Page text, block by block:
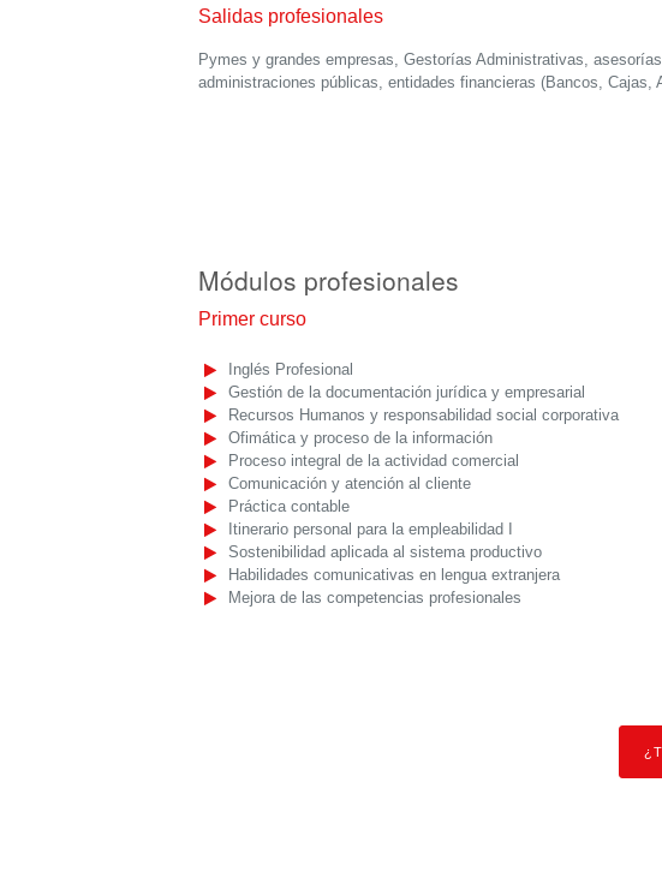
Salidas profesionales
Pymes y grandes empresas, Gestorías Administrativas,
administraciones públicas, entidades financieras (Bancos, Cajas,
Módulos profesionales
Primer curso
Inglés Profesional
Gestión de la documentación jurídica y empresarial
Recursos Humanos y responsabilidad social corporativa
Ofimática y proceso de la información
Proceso integral de la actividad comercial
Comunicación y atención al cliente
Práctica contable
Itinerario personal para la empleabilidad I
Sostenibilidad aplicada al sistema productivo
Habilidades comunicativas en lengua extranjera
Mejora de las competencias profesionales